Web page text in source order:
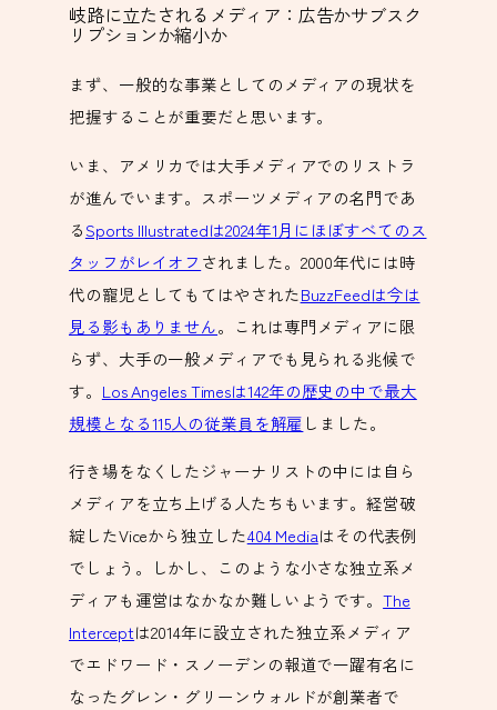
岐路に立たされるメディア：広告かサブスク
リプションか縮小か
まず、一般的な事業としてのメディアの現状を
把握することが重要だと思います。
いま、アメリカでは大手メディアでのリストラ
が進んでいます。スポーツメディアの名門であ
るSports Illustratedは2024年1月にほぼすべてのス
タッフがレイオフ されました。2000年代には時
代の寵児としてもてはやされたBuzzFeedは今は
見る影もありません。これは専門メディアに限
らず、大手の一般メディアでも見られる兆候で
す。 Los Angeles Timesは142年の歴史の中で最大
規模となる115人の従業員を解雇 しました。
行き場をなくしたジャーナリストの中には自ら
メディアを立ち上げる人たちもいます。経営破
綻したViceから独立した404 Mediaはその代表例
でしょう。しかし、このような小さな独立系メ
ディアも運営はなかなか難しいようです。The
Interceptは2014年に設立された独立系メディア
でエドワード・スノーデンの報道で一躍有名に
なったグレン・グリーンウォルドが創業者で